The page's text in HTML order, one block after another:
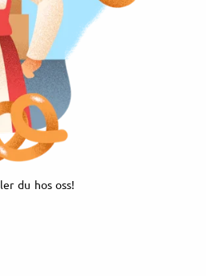
du hos oss!